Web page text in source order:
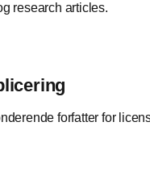
research articles.
forfatter for